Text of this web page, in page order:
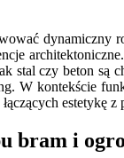
dynamiczny
stal czy beton są
W kontekście
estetykę
bram i